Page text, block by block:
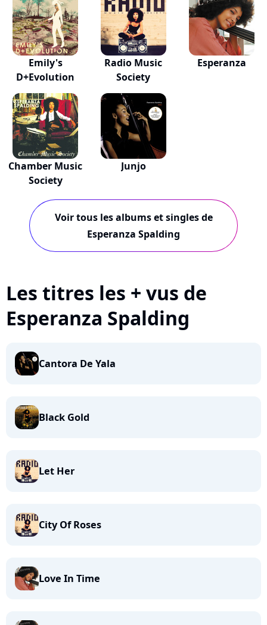
Emily's
D+Evolution
Radio Music
Society
Esperanza
Chamber Music
Society
Junjo
Voir tous les albums et singles de
Esperanza Spalding
Les titres les + vus de
Esperanza Spalding
Cantora De Yala
Black Gold
Let Her
City Of Roses
Love In Time